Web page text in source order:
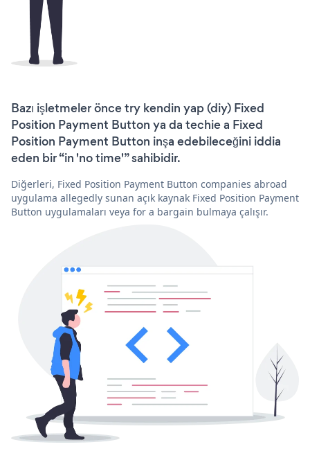
Bazı işletmeler önce try kendin yap (diy) Fixed
Position Payment Button ya da techie a Fixed
Position Payment Button inşa edebileceğini iddia
eden bir “in 'no time'” sahibidir.
Diğerleri, Fixed Position Payment Button companies abroad
uygulama allegedly sunan açık kaynak Fixed Position Payment
Button uygulamaları veya for a bargain bulmaya çalışır.